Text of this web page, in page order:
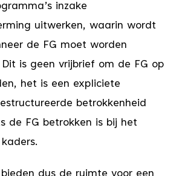
inzake
uitwerken, waarin wordt
de FG moet worden
Dit is geen vrijbrief om de FG op
het is een expliciete
betrokkenheid
de FG betrokken is bij het